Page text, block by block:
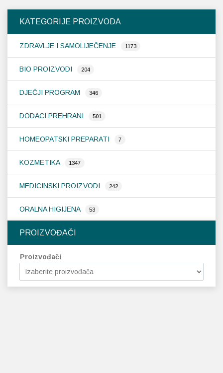
KATEGORIJE PROIZVODA
ZDRAVLJE I SAMOLIJEČENJE 1173
BIO PROIZVODI 204
DJEČJI PROGRAM 346
DODACI PREHRANI 501
HOMEOPATSKI PREPARATI 7
KOZMETIKA 1347
MEDICINSKI PROIZVODI 242
ORALNA HIGIJENA 53
PROIZVOĐAČI
Proizvođači